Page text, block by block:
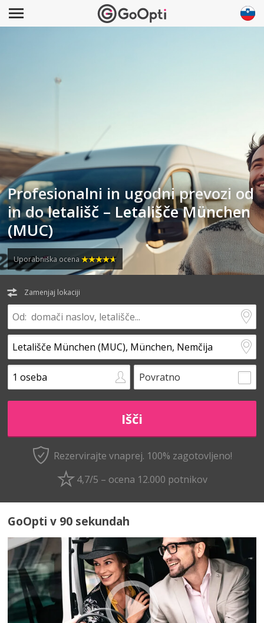
Profesionalni in ugodni prevozi od
in do letališč – Letališče München
(MUC)
Uporabniška ocena
Zamenjaj lokaciji
Povratno
Rezervirajte vnaprej. 100% zagotovljeno!
4,7/5 – ocena 12.000 potnikov
GoOpti v 90 sekundah